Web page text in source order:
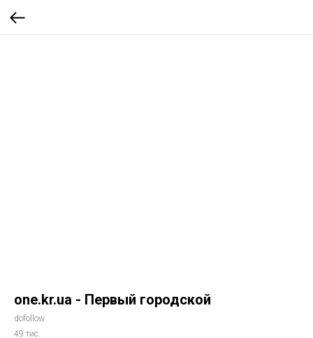
one.kr.ua - Первый городской
dofollow
49 тис.